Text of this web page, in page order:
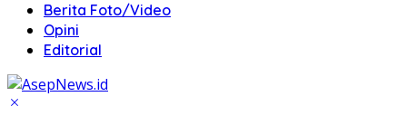
Berita Foto/Video
Opini
Editorial